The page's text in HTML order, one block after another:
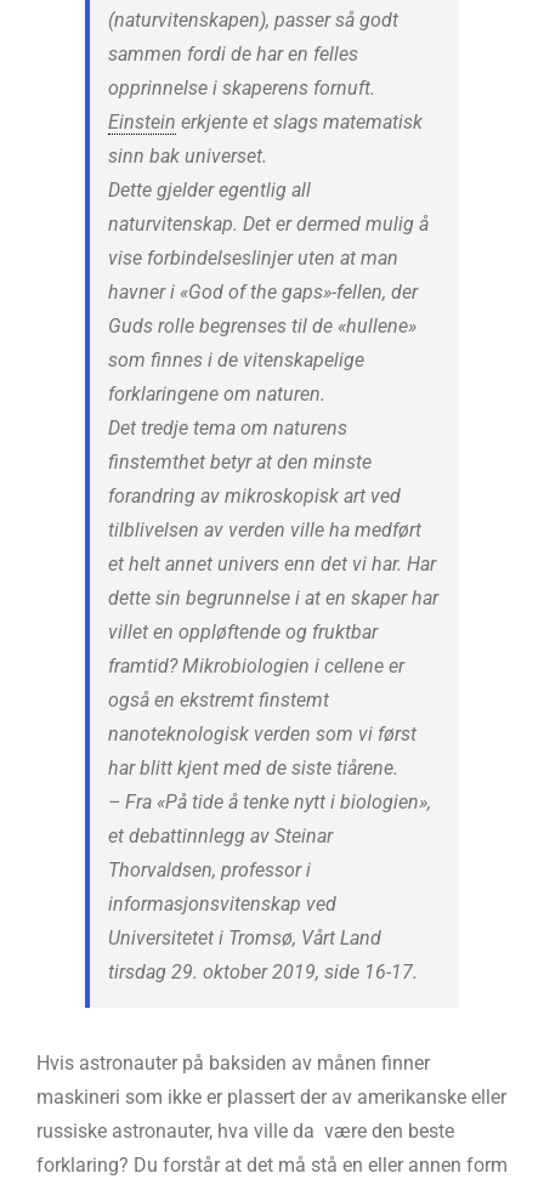
(naturvitenskapen), passer så godt
sammen fordi de har en felles
opprinnelse i skaperens fornuft.
Einstein erkjente et slags matematisk
sinn bak universet.
Dette gjelder egentlig all
naturvitenskap. Det er dermed mulig å
vise forbindelseslinjer uten at man
havner i «God of the gaps»-fellen, der
Guds rolle begrenses til de «hullene»
som finnes i de vitenskapelige
forklaringene om naturen.
Det tredje tema om naturens
finstemthet betyr at den minste
forandring av mikroskopisk art ved
tilblivelsen av verden ville ha medført
et helt annet univers enn det vi har. Har
dette sin begrunnelse i at en skaper har
villet en oppløftende og fruktbar
framtid? Mikrobiologien i cellene er
også en ekstremt finstemt
nanoteknologisk verden som vi først
har blitt kjent med de siste tiårene.
– Fra «På tide å tenke nytt i biologien»,
et debattinnlegg av Steinar
Thorvaldsen, professor i
informasjonsvitenskap ved
Universitetet i Tromsø, Vårt Land
tirsdag 29. oktober 2019, side 16-17.
Hvis astronauter på baksiden av månen finner
maskineri som ikke er plassert der av amerikanske eller
russiske astronauter, hva ville da være den beste
forklaring? Du forstår at det må stå en eller annen form